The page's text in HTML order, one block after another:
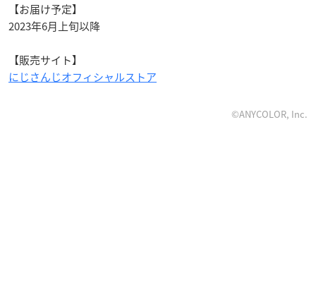
【お届け予定】
2023年6月上旬以降
【販売サイト】
にじさんじオフィシャルストア
©ANYCOLOR, Inc.